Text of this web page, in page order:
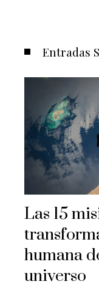
Entradas
Las 15
humana
universo